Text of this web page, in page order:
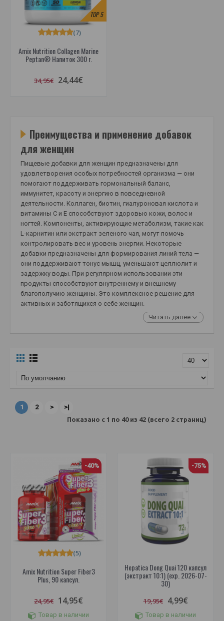
TOP5
Amix Nutrition Collagen Marine
Peptan® Напиток 300 г.
(7)
34,95€ 24,44€
Преимущества и применение добавок
для женщин
Пищевые добавки для женщин предназначены для
удовлетворения особых потребностей организма — они
помогают поддерживать гормональный баланс,
иммунитет, красоту и энергию в повседневной
деятельности. Коллаген, биотин, гиалуроновая кислота и
витамины C и E способствуют здоровью кожи, волос и
ногтей. Компоненты, активирующие метаболизм, такие как
L-карнитин или экстракт зеленого чая, могут помочь
контролировать вес и уровень энергии. Некоторые
добавки предназначены для формирования линий тела —
они поддерживают тонус мышц, уменьшают целлюлит и
задержку воды. При регулярном использовании эти
продукты способствуют внутреннему и внешнему
благополучию женщины. Это комплексное решение для
активных и заботящихся о себе женщин.
Читать далее
1 2 > >|
Показано с 1 по 40 из 42 (всего 2 страниц)
-40%
Amix Nutrition Super Fiber3
Plus, 90 капсул.
(5)
24,95€ 14,95€
Товар в наличии
-75%
Hepatica Dong Quai 120 капсул
(экстракт 10:1) (exp. 2026-07-
30)
19,95€ 4,99€
Товар в наличии